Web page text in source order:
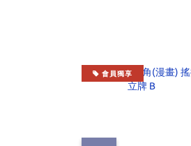
會員獨享